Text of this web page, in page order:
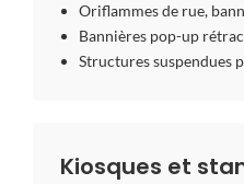
Oriflammes de rue,
Bannières pop-up
Structures suspendues
Kiosques et